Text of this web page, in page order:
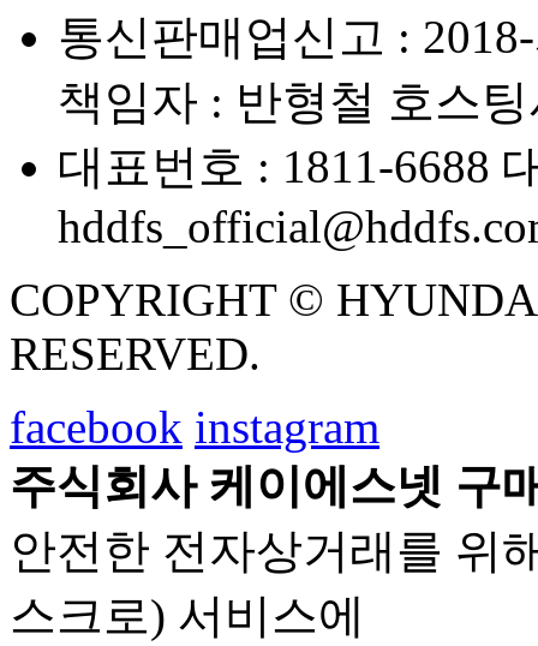
통신판매업신고 :
책임자 : 반형철 호스
대표번호 : 1811-6688
COPYRIGHT ©
RESERVED.
facebook instagram
주식회사 케이에스넷 구
안전한 전자상거래를 위
스크로) 서비스에